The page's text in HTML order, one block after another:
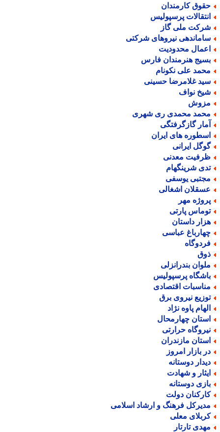
کارمندان
پرسپولیس
ملی گاز
نیروهای شرکتی
محدودیت
هنرمندان فارس
علی نکونام
غلامرضا حسینی
نواف
محمدی ری شهری
گازگرفتگی
های ایران
ایرانی
معدنی
شرینگهام
یوسفی
اشغالی
مهر
پارتی
داستان
عباسی
بندرانزلی
پرسپولیس
اقتصادی
نیروی برق
پاوه نژاد
چهارمحال
حرارتی
مازندران
بازار امروز
دوستانه
و شهادت
دوستانه
دولت
فرهنگ و ارشاد اسلامی
معلی
تارتار